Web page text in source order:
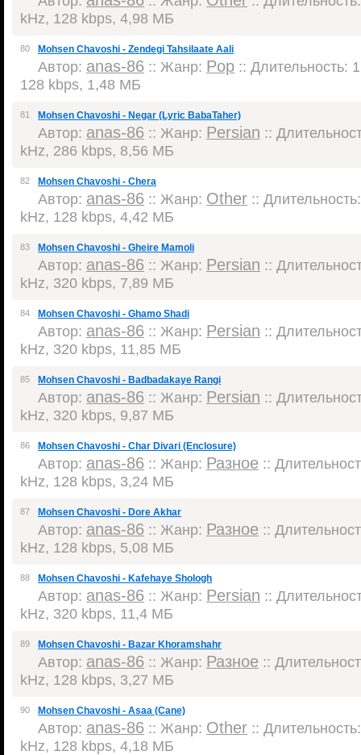
kHz, 128 kbps, 4,98 МБ
80 Mohsen Chavoshi - Zendegi Tahsilaate Aali
Автор: anas-86 :: Жанр: Pop :: Длительность:
128 kbps, 1,48 МБ
81 Mohsen Chavoshi - Negar (Lyric BabaTaher)
Автор: anas-86 :: Жанр: Persian ::
kHz, 286 kbps, 8,56 МБ
82 Mohsen Chavoshi - Chera
Автор: anas-86 :: Жанр: Other ::
kHz, 128 kbps, 4,42 МБ
83 Mohsen Chavoshi - Gheire Mamoli
Автор: anas-86 :: Жанр: Persian ::
kHz, 320 kbps, 7,89 МБ
84 Mohsen Chavoshi - Ghamo Shadi
Автор: anas-86 :: Жанр: Persian ::
kHz, 320 kbps, 11,85 МБ
85 Mohsen Chavoshi - Badbadakaye Rangi
Автор: anas-86 :: Жанр: Persian ::
kHz, 320 kbps, 9,87 МБ
86 Mohsen Chavoshi - Char Divari (Enclosure)
Автор: anas-86 :: Жанр: Разное ::
kHz, 128 kbps, 3,24 МБ
87 Mohsen Chavoshi - Dore Akhar
Автор: anas-86 :: Жанр: Разное ::
kHz, 128 kbps, 5,08 МБ
88 Mohsen Chavoshi - Kafehaye Shologh
Автор: anas-86 :: Жанр: Persian ::
kHz, 320 kbps, 11,4 МБ
89 Mohsen Chavoshi - Bazar Khoramshahr
Автор: anas-86 :: Жанр: Разное ::
kHz, 128 kbps, 3,27 МБ
90 Mohsen Chavoshi - Asaa (Cane)
Автор: anas-86 :: Жанр: Other ::
kHz, 128 kbps, 4,18 МБ